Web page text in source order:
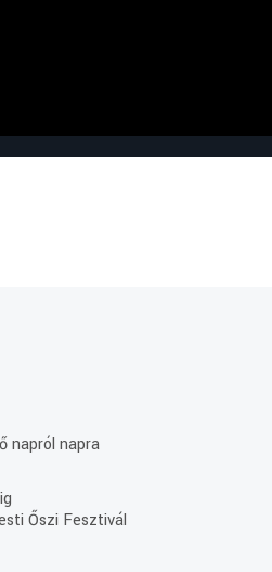
napról napra
Őszi Fesztivál